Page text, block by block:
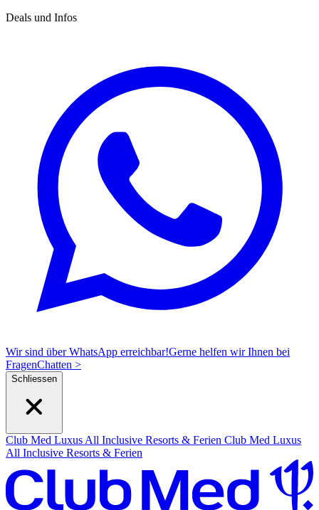
Deals und Infos
Wir sind über WhatsApp erreichbar!Gerne helfen wir Ihnen bei
FragenChatten >
Schliessen
Club Med Luxus All Inclusive Resorts & Ferien Club Med Luxus
All Inclusive Resorts & Ferien